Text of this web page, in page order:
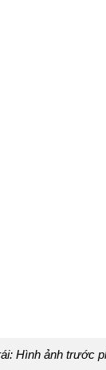
Hình ảnh trước